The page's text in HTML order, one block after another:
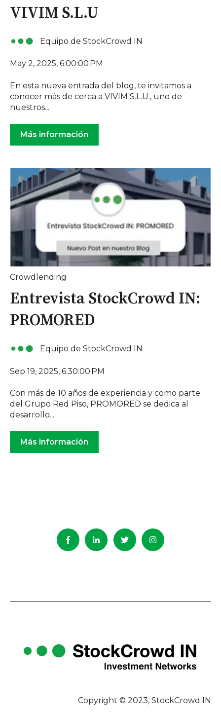
VIVIM S.L.U
Equipo de StockCrowd IN
May 2, 2025, 6:00:00 PM
En esta nueva entrada del blog, te invitamos a
conocer más de cerca a VIVIM S.L.U., uno de
nuestros...
Más información
Crowdlending
Entrevista StockCrowd IN:
PROMORED
Equipo de StockCrowd IN
Sep 19, 2025, 6:30:00 PM
Con más de 10 años de experiencia y como parte
del Grupo Red Piso, PROMORED se dedica al
desarrollo...
Más información
Copyright © 2023, StockCrowd IN